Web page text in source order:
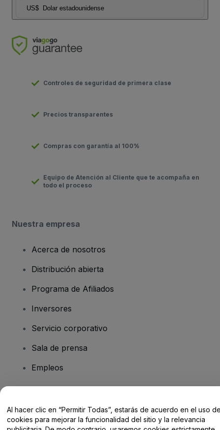
US$ Dolar estadounidense
Controles de seguridad de primera clase
Precios transparentes
Compras con garantía al 100%
Equipo de Atención al Cliente que te acompaña en
todo el proceso
Nuestra empresa
Acerca de nosotros
Distribución abierta
Programa de Afiliados
Inversores
Servicio corporativo
Sala de prensa
Empleos
Centro de Ayuda / Contacto
Al hacer clic en “Permitir Todas”, estarás de acuerdo en el uso
cookies para mejorar la funcionalidad del sitio y la relevancia